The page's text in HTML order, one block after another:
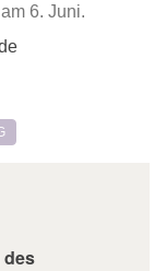
6. Juni.